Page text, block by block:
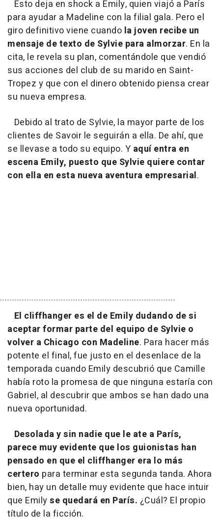
Esto deja en shock a Emily, quien viajó a París
para ayudar a Madeline con la filial gala. Pero el
giro definitivo viene cuando la joven recibe un
mensaje de texto de Sylvie para almorzar. En la
cita, le revela su plan, comentándole que vendió
sus acciones del club de su marido en Saint-
Tropez y que con el dinero obtenido piensa crear
su nueva empresa.
Debido al trato de Sylvie, la mayor parte de los
clientes de Savoir le seguirán a ella. De ahí, que
se llevase a todo su equipo. Y aquí entra en
escena Emily, puesto que Sylvie quiere contar
con ella en esta nueva aventura empresarial.
El cliffhanger es el de Emily dudando de si
aceptar formar parte del equipo de Sylvie o
volver a Chicago con Madeline. Para hacer más
potente el final, fue justo en el desenlace de la
temporada cuando Emily descubrió que Camille
había roto la promesa de que ninguna estaría con
Gabriel, al descubrir que ambos se han dado una
nueva oportunidad.
Desolada y sin nadie que le ate a París,
parece muy evidente que los guionistas han
pensado en que el cliffhanger era lo más
certero para terminar esta segunda tanda. Ahora
bien, hay un detalle muy evidente que hace intuir
que Emilyse quedará en París. ¿Cuál? El propio
título de la ficción.